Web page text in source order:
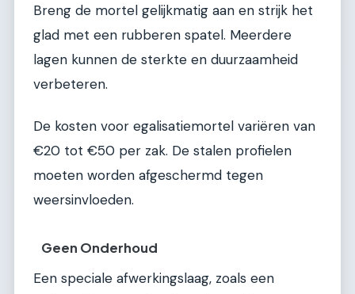
Breng de mortel gelijkmatig aan en strijk het
glad met een rubberen spatel. Meerdere
lagen kunnen de sterkte en duurzaamheid
verbeteren.
De kosten voor egalisatiemortel variëren van
€20 tot €50 per zak. De stalen profielen
moeten worden afgeschermd tegen
weersinvloeden.
Geen Onderhoud
Een speciale afwerkingslaag, zoals een